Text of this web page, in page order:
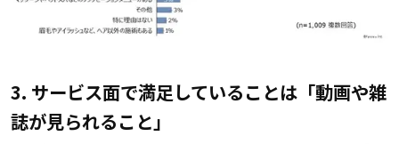
3. サービス面で満足していることは「動画や雑
誌が見られること」